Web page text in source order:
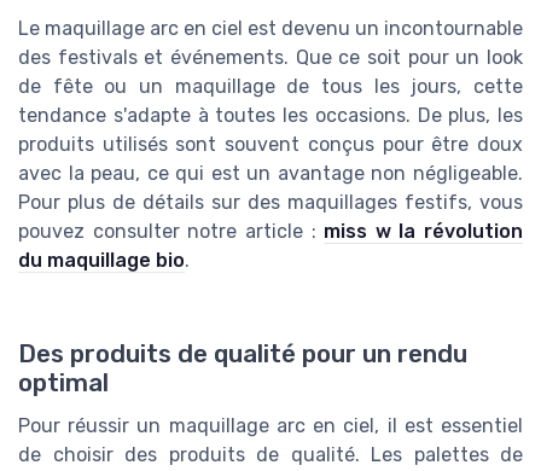
Le maquillage arc en ciel est devenu un incontournable
des festivals et événements. Que ce soit pour un look
de fête ou un maquillage de tous les jours, cette
tendance s'adapte à toutes les occasions. De plus, les
produits utilisés sont souvent conçus pour être doux
avec la peau, ce qui est un avantage non négligeable.
Pour plus de détails sur des maquillages festifs, vous
pouvez consulter notre article : miss w la révolution
du maquillage bio.
Des produits de qualité pour un rendu
optimal
Pour réussir un maquillage arc en ciel, il est essentiel
de choisir des produits de qualité. Les palettes de